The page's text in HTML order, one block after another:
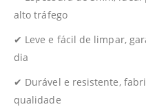
alto tráfego
✔ Leve e fácil de limpar,
dia
✔ Durável e resistente,
qualidade